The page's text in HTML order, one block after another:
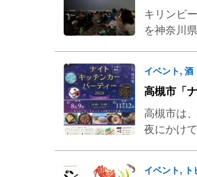
キリンビ
を神奈川
イベント,酒
高槻市「
高槻市は
夜にかけ
イベント,